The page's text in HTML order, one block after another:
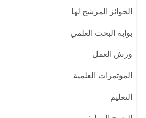
الجوائز المرشح لها
بوابة البحث العلمي
ورش العمل
المؤتمرات العلمية
التعليم